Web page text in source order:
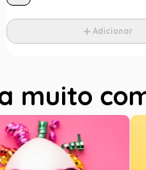
Adicionar
muito